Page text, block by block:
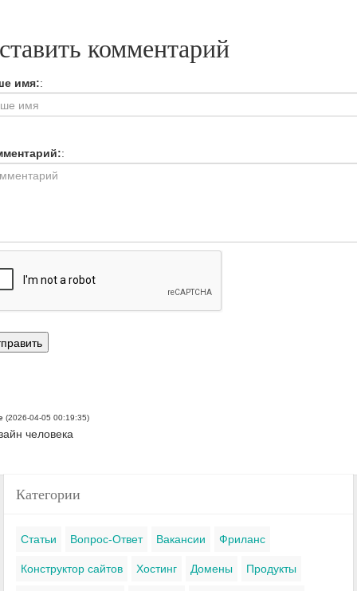
комментарий
имя::
:
(2026-04-05 00:19:35)
человека
Категории
Статьи Вопрос-Ответ Вакансии Фриланс
Конструктор сайтов Хостинг Домены Продукты